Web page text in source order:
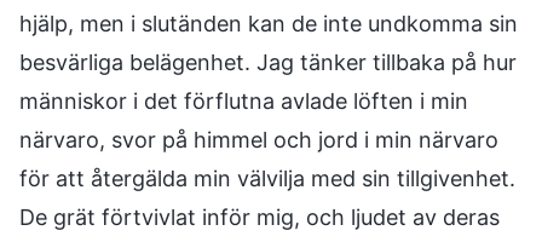
hjälp, men i slutänden kan de inte undkomma sin
besvärliga belägenhet. Jag tänker tillbaka på hur
människor i det förflutna avlade löften i min
närvaro, svor på himmel och jord i min närvaro
för att återgälda min välvilja med sin tillgivenhet.
De grät förtvivlat inför mig, och ljudet av deras